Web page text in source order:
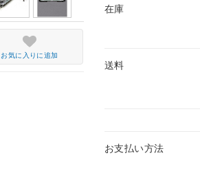
在庫
送料
お支払い方法
お気に入りに追加